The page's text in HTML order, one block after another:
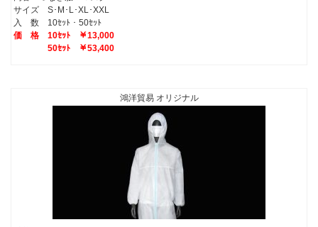
サイズ S･M･L･XL･XXL
入 数 10ｾｯﾄ・50ｾｯﾄ
価 格 10ｾｯﾄ ￥13,000
50ｾｯﾄ ￥53,400
鴻洋貿易 オリジナル